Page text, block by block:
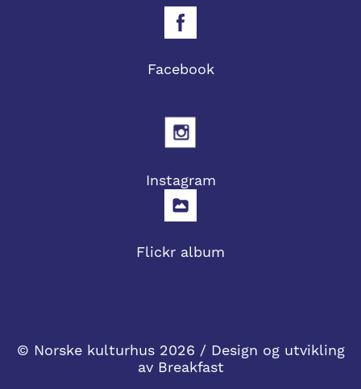
Facebook
Instagram
Flickr album
© Norske kulturhus 2026 / Design og utvikling
av Breakfast